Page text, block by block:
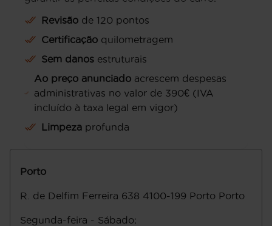
Revisão de 120 pontos
Certificação quilometragem
Sem danos estruturais
Ao preço anunciado acrescem despesas
administrativas no valor de 390€ (IVA
incluído à taxa legal em vigor)
Limpeza profunda
Porto
R. de Delfim Ferreira 638 4100-199 Porto Porto
Segunda-feira - Sábado: